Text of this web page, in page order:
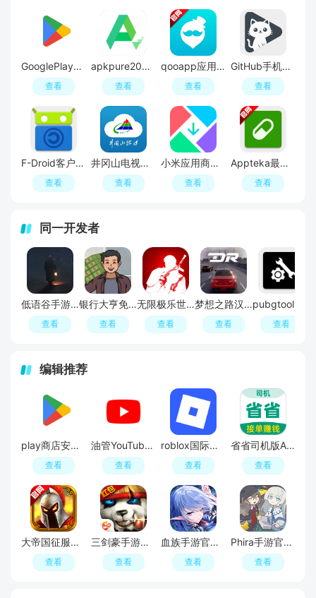
GooglePlay商店手机版app
查看
apkpure2026最新版本
查看
qooapp应用商店官方正版
查看
GitHub手机版(玩家自制)
查看
​F-Droid客户端APP手机版(fdroidclient)
查看
井冈山电视台井冈山融媒
查看
小米应用商店国际版
查看
Appteka最新版2026官方正版
查看
同一开发者
低语谷手游官方最新版
查看
银行大亨免广告最新版本
查看
无限极乐世界手游
查看
梦想之路汉化版无限金币版
查看 查看
编辑推荐
play商店安卓版(GooglePlay商店)
查看
油管YouTube APP最新版
查看
roblox国际服官方正版
查看
省省司机版APP官方最新版
查看
大帝国征服者官方正版最新版
查看
三剑豪手游官方正版
查看
血族手游官方正版
查看
Phira手游官方安卓版
查看